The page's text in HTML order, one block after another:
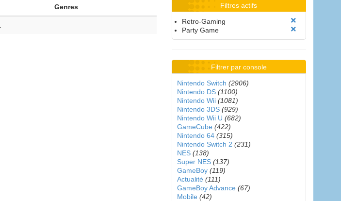
Genres Filtres actifs
Retro-Gaming
Party Game
Filtrer par console
Nintendo Switch (2906)
Nintendo DS (1100)
Nintendo Wii (1081)
Nintendo 3DS (929)
Nintendo Wii U (682)
GameCube (422)
Nintendo 64 (315)
Nintendo Switch 2 (231)
NES (138)
Super NES (137)
GameBoy (119)
Actualité (111)
GameBoy Advance (67)
Mobile (42)